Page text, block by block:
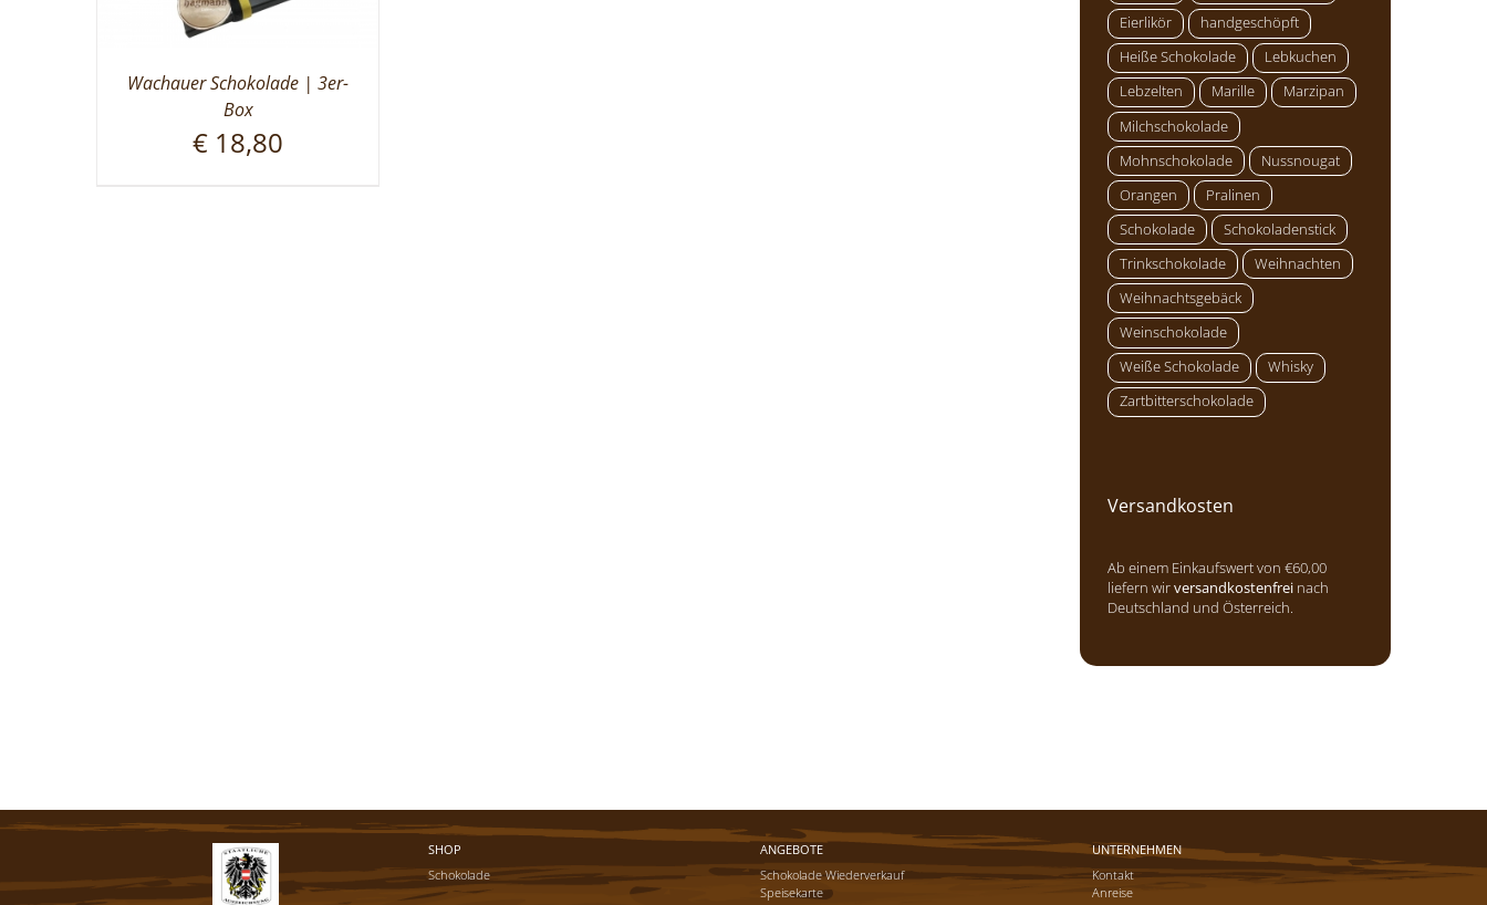
Wachauer Schokolade | 3er-
Box
€ 18,80
Eierlikör
handgeschöpft
Heiße Schokolade
Lebkuchen
Lebzelten
Marille
Marzipan
Milchschokolade
Mohnschokolade
Nussnougat
Orangen
Pralinen
Schokolade
Schokoladenstick
Trinkschokolade
Weihnachten
Weihnachtsgebäck
Weinschokolade
Weiße Schokolade
Whisky
Zartbitterschokolade
Versandkosten
Ab einem Einkaufswert von €60,00
liefern wirversandkostenfrei nach
Deutschland und Österreich.
SHOP
Schokolade
ANGEBOTE
Schokolade Wiederverkauf
Speisekarte
UNTERNEHMEN
Kontakt
Anreise